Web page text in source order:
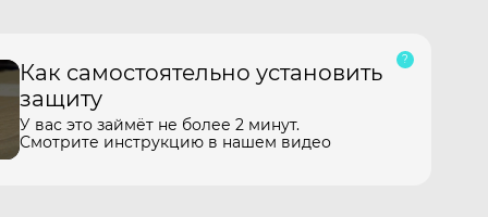
Как самостоятельно установить
защиту
У вас это займёт не более 2 минут.
Смотрите инструкцию в нашем видео